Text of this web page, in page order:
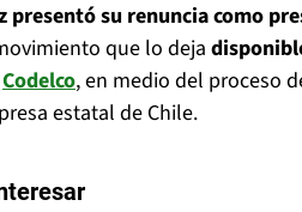
presentó su renuncia como
que lo deja
Codelco, en medio del proceso
estatal de Chile.